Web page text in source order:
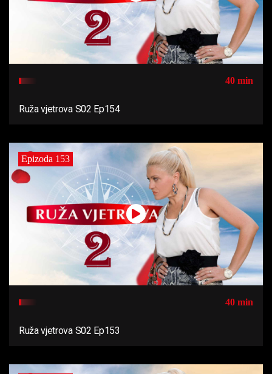
40 min
Ruža vjetrova S02 Ep154
Epizoda 153
40 min
Ruža vjetrova S02 Ep153